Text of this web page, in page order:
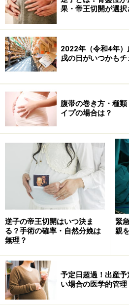
果・帝王切開が選
2022年（令和4年
戌の日がいつかもチ
腹帯の巻き方・種
イプの場合は？
逆子の帝王切開はいつ決ま
る？手術の確率・自然分娩は
無理？
緊
親
予定日超過！出産
い場合の医学的管理